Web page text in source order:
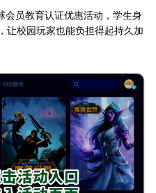
会员教育认证优惠活动，学生身
让校园玩家也能负担得起持久加